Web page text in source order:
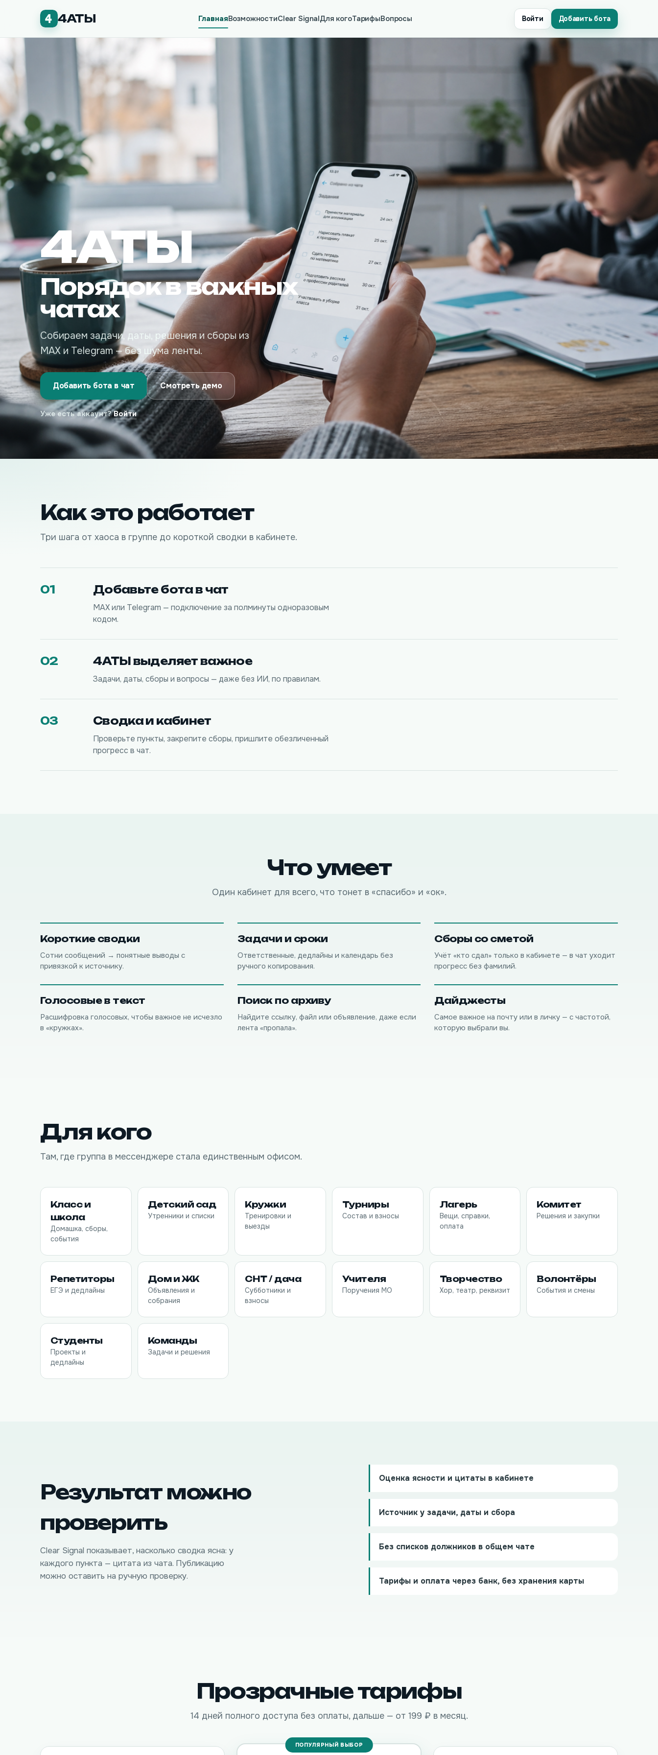
4АТЫ ГлавнаяВозможностиClear SignalДля когоТарифыВопросы Войти Добавить бота
4АТЫ
Порядок в важных
чатах
Собираем задачи, даты, решения и сборы из
MAX и Telegram — без шума ленты.
Добавить бота в чат Смотреть демо
Уже есть аккаунт?Войти
Как это работает
Три шага от хаоса в группе до короткой сводки в кабинете.
01 Добавьте бота в чат
MAX или Telegram — подключение за полминуты одноразовым
кодом.
02 4АТЫ выделяет важное
Задачи, даты, сборы и вопросы — даже без ИИ, по правилам.
03 Сводка и кабинет
Проверьте пункты, закрепите сборы, пришлите обезличенный
прогресс в чат.
Что умеет
Один кабинет для всего, что тонет в «спасибо» и «ок».
Короткие сводки
Сотни сообщений → понятные выводы с
привязкой к источнику.
Задачи и сроки
Ответственные, дедлайны и календарь без
ручного копирования.
Сборы со сметой
Учёт «кто сдал» только в кабинете — в чат уходит
прогресс без фамилий.
Голосовые в текст
Расшифровка голосовых, чтобы важное не исчезло
в «кружках».
Поиск по архиву
Найдите ссылку, файл или объявление, даже если
лента «пропала».
Дайджесты
Самое важное на почту или в личку — с частотой,
которую выбрали вы.
Для кого
Там, где группа в мессенджере стала единственным офисом.
Класс и
школа
Домашка, сборы,
события
Детский сад
Утренники и списки
Кружки
Тренировки и
выезды
Турниры
Состав и взносы
Лагерь
Вещи, справки,
оплата
Комитет
Решения и закупки
Репетиторы
ЕГЭ и дедлайны
Дом и ЖК
Объявления и
собрания
СНТ / дача
Субботники и
взносы
Учителя
Поручения МО
Творчество
Хор, театр, реквизит
Волонтёры
События и смены
Студенты
Проекты и
дедлайны
Команды
Задачи и решения
Результат можно
проверить
Clear Signal показывает, насколько сводка ясна: у
каждого пункта — цитата из чата. Публикацию
можно оставить на ручную проверку.
Оценка ясности и цитаты в кабинете
Источник у задачи, даты и сбора
Без списков должников в общем чате
Тарифы и оплата через банк, без хранения карты
Прозрачные тарифы
14 дней полного доступа без оплаты, дальше — от 199 ₽ в месяц.
ПОПУЛЯРНЫЙ ВЫБОР